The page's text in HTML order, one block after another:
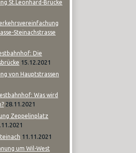
St.Leonhard-Brücke
Steinachstrasse
Die
15.12.2021
von Hauptstrassen
Was wird
28.11.2021
Zeppelinplatz
11.11.2021
um Wil-West